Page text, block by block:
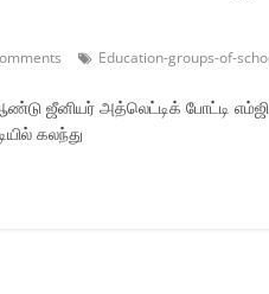
Education-groups-of-
ஜீனியர் அத்லெட்டிக் போட்டி
கலந்து